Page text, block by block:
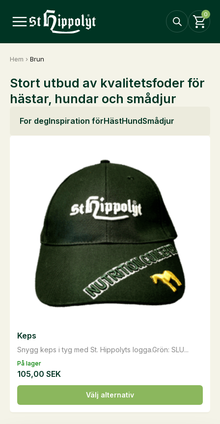
0
Hem › Brun
Stort utbud av kvalitetsfoder för
hästar, hundar och smådjur
For degInspiration förHästHundSmådjur
På lager
Snygg keps i tyg med St. Hippolyts logga.Grön: SLU...
Keps
105,00 SEK
Välj alternativ
Den
här
produkten